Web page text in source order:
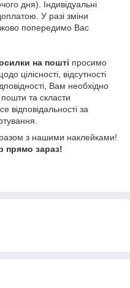
дня). Індивідуальні
У разі зміни
попередимо Вас
на пошті просимо
цілісності, відсутності
Вам необхідно
пошти та скласти
відповідальності за
з нашими наклейками!
прямо зараз!